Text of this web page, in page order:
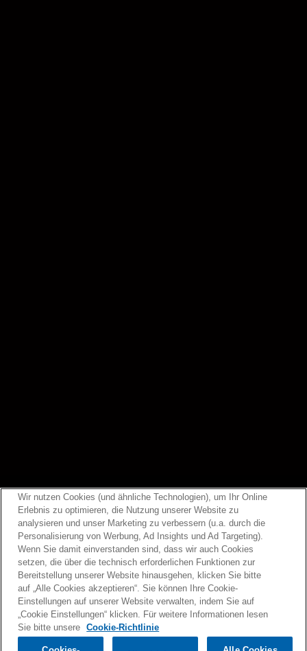
The Eternity
ExperienceLIVE
Jetzt Tickets sichern
Wir nutzen Cookies (und ähnliche Technologien), um Ihr Online
Erlebnis zu optimieren, die Nutzung unserer Website zu
analysieren und unser Marketing zu verbessern (u.a. durch die
Personalisierung von Werbung, Ad Insights und Ad Targeting).
Wenn Sie damit einverstanden sind, dass wir auch Cookies
setzen, die über die technisch erforderlichen Funktionen zur
Bereitstellung unserer Website hinausgehen, klicken Sie bitte
auf „Alle Cookies akzeptieren“. Sie können Ihre Cookie-
Einstellungen auf unserer Website verwalten, indem Sie auf
„Cookie Einstellungen“ klicken. Für weitere Informationen lesen
Sie bitte unsere
Cookie-Richtlinie